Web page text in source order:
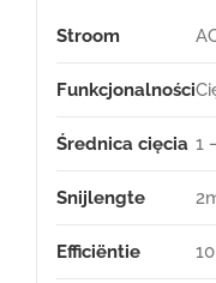
Stroom
Funkcjonalności
Średnica cięcia 1
Snijlengte
Efficiëntie